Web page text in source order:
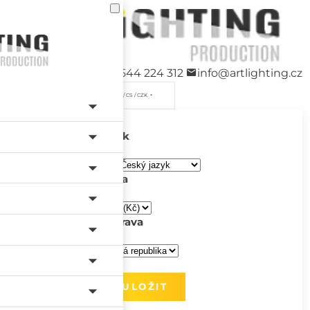
+420 544 224 312 info@artlighting.cz
/ CS / CZK
Jazyk
Měna
Doprava